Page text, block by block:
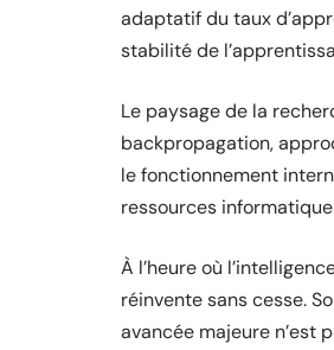
adaptatif du taux
stabilité de
Le paysage de la
backpropagation,
le fonctionnement
ressources
À l’heure où
réinvente sans cesse.
avancée majeure n’est